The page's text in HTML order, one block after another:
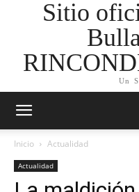
Sitio
Un
Inicio Actualidad
Actualidad